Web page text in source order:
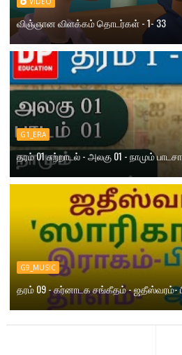
விஞ்ஞான விளக்கம் தொடர்கள் - 1- 33
G1_ERA
தரம் 01 சுற்றாடல் - அலகு 01 - நாமும்
G9_MUSIC
தரம் 09 - கர்னாடக சங்கீதம் - ஜதீஸ்வரம்-